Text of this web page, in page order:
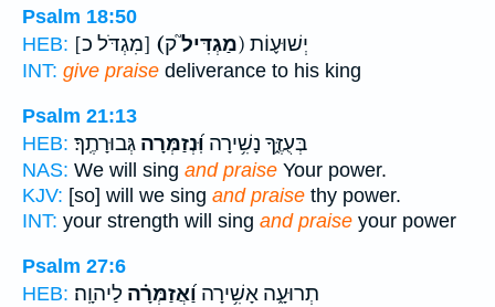
Psalm 18:50
HEB:
[מִגְדֹּל כ] (מַגְדִּיל֮ ק) יְשׁוּע֪וֹת
INT: give praise deliverance to his king
Psalm 21:13
HEB:
בְּעֻזֶּ֑ךָ נָשִׁ֥ירָה וּֽ֝נְזַמְּרָה גְּבוּרָתֶֽךָ׃
NAS: We will sing and praise Your power.
KJV: [so] will we sing and praise thy power.
INT: your strength will sing and praise your power
Psalm 27:6
HEB:
תְרוּעָ֑ה אָשִׁ֥ירָה וַ֝אֲזַמְּרָ֗ה לַיהוָֽה׃